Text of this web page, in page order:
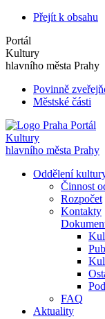
Přejít k obsahu
Portál
Kultury
hlavního města Prahy
Povinně
Městské části
Portál
Kultury
hlavního města Prahy
Oddělení
Činnost
Rozpočet
Kontakty
FAQ
Aktuality